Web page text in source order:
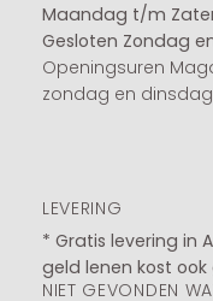
Maandag t/m
Gesloten Zondag
Openingsuren
zondag en dinsdag
LEVERING
* Gratis levering in
geld lenen kost ook
NIET GEVONDEN